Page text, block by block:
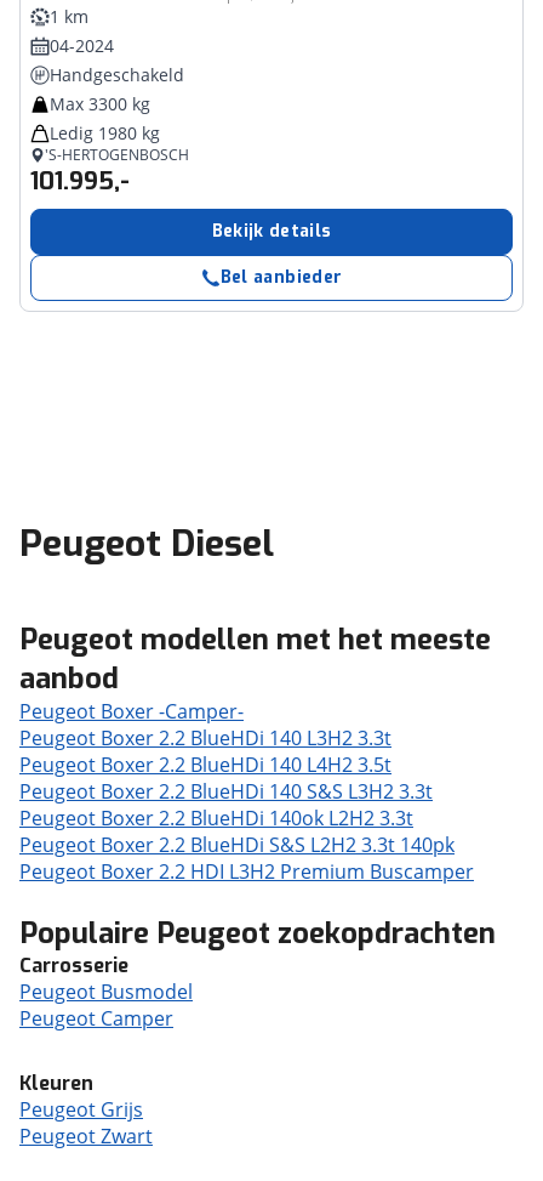
1 km
04-2024
Handgeschakeld
Max 3300 kg
Ledig 1980 kg
'S-HERTOGENBOSCH
101.995,-
Bekijk details
Bel aanbieder
Peugeot Diesel
Peugeot modellen met het meeste
aanbod
Peugeot Boxer -Camper-
Peugeot Boxer 2.2 BlueHDi 140 L3H2 3.3t
Peugeot Boxer 2.2 BlueHDi 140 L4H2 3.5t
Peugeot Boxer 2.2 BlueHDi 140 S&S L3H2 3.3t
Peugeot Boxer 2.2 BlueHDi 140ok L2H2 3.3t
Peugeot Boxer 2.2 BlueHDi S&S L2H2 3.3t 140pk
Peugeot Boxer 2.2 HDI L3H2 Premium Buscamper
Populaire Peugeot zoekopdrachten
Carrosserie
Peugeot Busmodel
Peugeot Camper
Kleuren
Peugeot Grijs
Peugeot Zwart